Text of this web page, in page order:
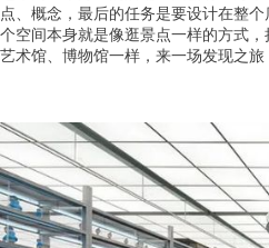
点、概念，最后的任务是要设计在整
个空间本身就是像逛景点一样的方式
艺术馆、博物馆一样，来一场发现之旅